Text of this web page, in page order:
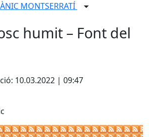
MONTSERRATÍ
humit – Font del
10.03.2022 | 09:47